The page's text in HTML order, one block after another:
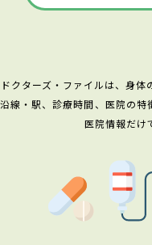
ドクターズ・ファイルは、身
線・駅、診療時間、医院の
医院情報だけ